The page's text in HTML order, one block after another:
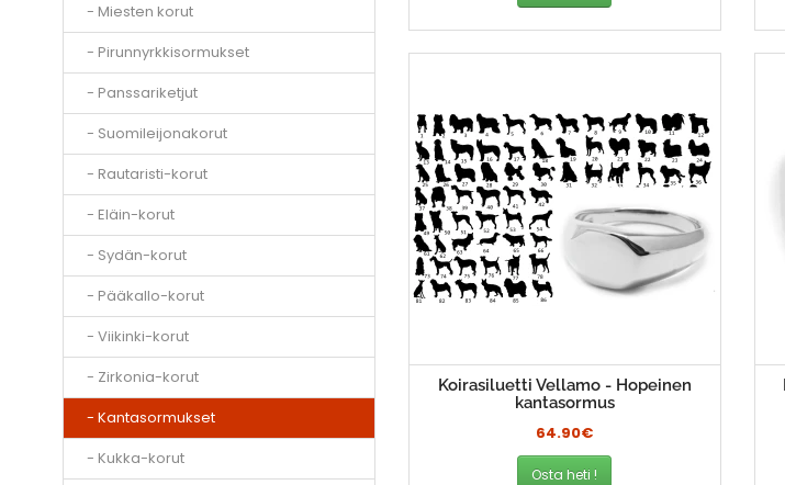
- Miesten korut
- Pirunnyrkkisormukset
- Panssariketjut
- Suomileijonakorut
- Rautaristi-korut
- Eläin-korut
- Sydän-korut
- Pääkallo-korut
- Viikinki-korut
- Zirkonia-korut
- Kantasormukset
- Kukka-korut
Koirasiluetti Vellamo - Hopeinen
kantasormus
64.90€
Osta heti !